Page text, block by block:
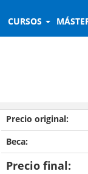
CURSOS
Precio original:
Beca:
Precio final: